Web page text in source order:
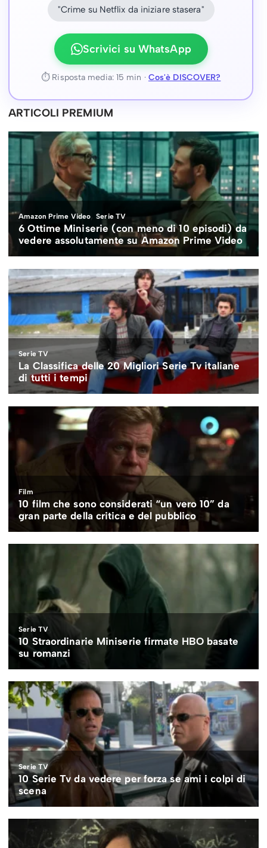
"Crime su Netflix da iniziare stasera"
Scrivici su WhatsApp
⏱ Risposta media: 15 min · Cos'è DISCOVER?
ARTICOLI PREMIUM